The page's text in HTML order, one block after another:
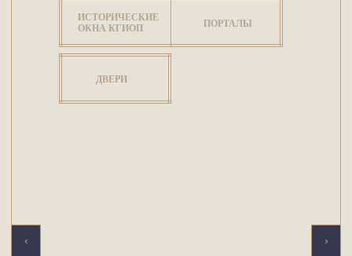
ИСТОРИЧЕСКИЕ
ОКНА КГИОП
ПОРТАЛЫ
ДВЕРИ
‹ ›